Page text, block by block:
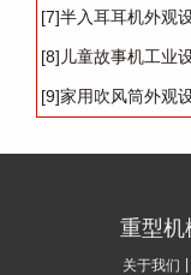
构设计
[7]半入耳耳机外观
计、耳机外观设计
[8]儿童故事机工业
设计、儿童故事机
[9]家用吹风筒外观
重型机
关于我们